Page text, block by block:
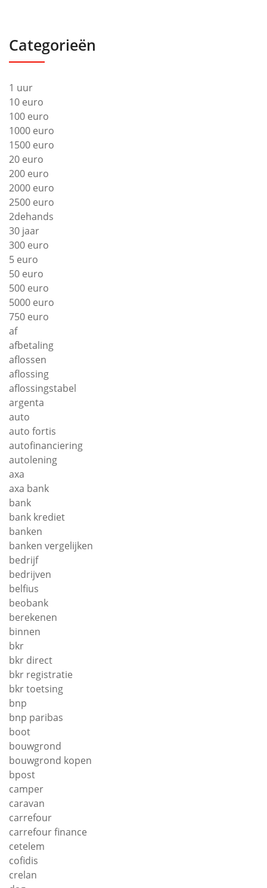
Categorieën
1 uur
10 euro
100 euro
1000 euro
1500 euro
20 euro
200 euro
2000 euro
2500 euro
2dehands
30 jaar
300 euro
5 euro
50 euro
500 euro
5000 euro
750 euro
af
afbetaling
aflossen
aflossing
aflossingstabel
argenta
auto
auto fortis
autofinanciering
autolening
axa
axa bank
bank
bank krediet
banken
banken vergelijken
bedrijf
bedrijven
belfius
beobank
berekenen
binnen
bkr
bkr direct
bkr registratie
bkr toetsing
bnp
bnp paribas
boot
bouwgrond
bouwgrond kopen
bpost
camper
caravan
carrefour
carrefour finance
cetelem
cofidis
crelan